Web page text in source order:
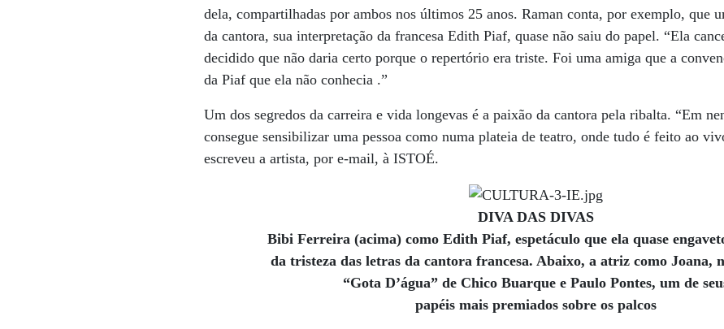
dela, compartilhadas por ambos nos últimos 25 anos. Raman conta, por exemplo, que
da cantora, sua interpretação da francesa Edith Piaf, quase não saiu do papel. “Ela
decidido que não daria certo porque o repertório era triste. Foi uma amiga que a
da Piaf que ela não conhecia .”
Um dos segredos da carreira e vida longevas é a paixão da cantora pela ribalta. “Em
consegue sensibilizar uma pessoa como numa plateia de teatro, onde tudo é feito ao
escreveu a artista, por e-mail, à ISTOÉ.
DIVA DAS DIVAS
Bibi Ferreira (acima) como Edith Piaf, espetáculo que ela quase
da tristeza das letras da cantora francesa. Abaixo, a atriz como Joana,
“Gota D’água” de Chico Buarque e Paulo Pontes, um de
papéis mais premiados sobre os palcos